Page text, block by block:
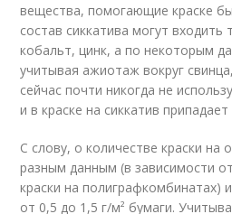
вещества, помогающие краске
состав сиккатива могут входить
кобальт, цинк, а по некоторым
учитывая ажиотаж вокруг
сейчас почти никогда не
и в краске на сиккатив
С слову, о количестве краски на
разным данным (в зависимости
краски на полиграфкомбинатах)
от 0,5 до 1,5 г/м² бумаги.